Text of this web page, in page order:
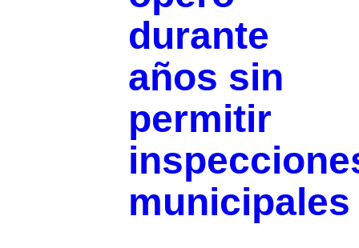
durante
años sin
permitir
municipales